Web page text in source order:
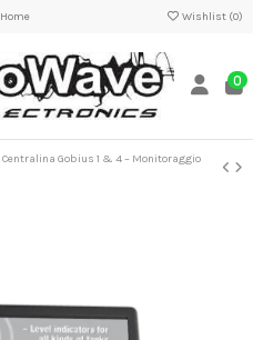
Home Wishlist (0)
0
Centralina Gobius 1 & 4 – Monitoraggio